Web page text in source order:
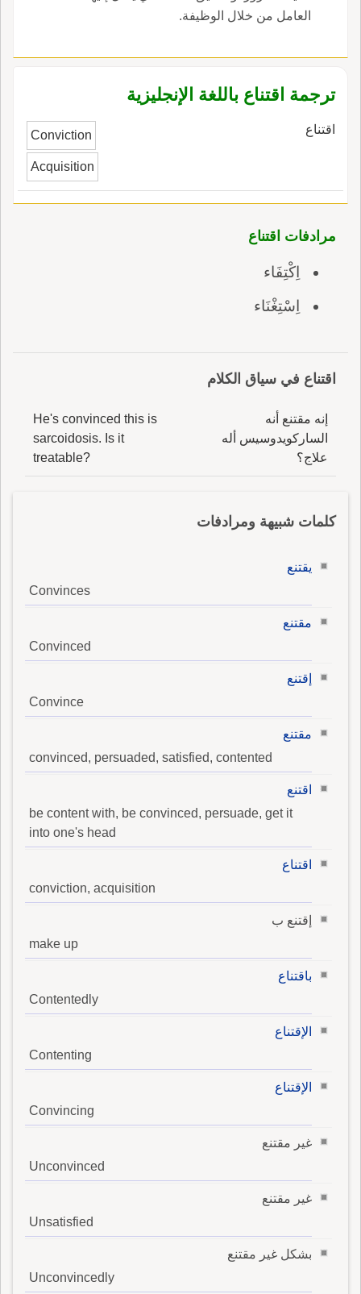
العامل من خلال الوظيفة.
ترجمة اقتناع باللغة الإنجليزية
اقتناع Conviction
Acquisition
مرادفات اقتناع
اِكْتِفَاء
اِسْتِغْنَاء
اقتناع في سياق الكلام
إنه مقتنع أنه
الساركويدوسيس أله
علاج؟
He's convinced this is
sarcoidosis. Is it
treatable?
كلمات شبيهة ومرادفات
يقتنع
Convinces
مقتنع
Convinced
إقتنع
Convince
مقتنع
convinced, persuaded, satisfied, contented
اقتنع
be content with, be convinced, persuade, get it
into one's head
اقتناع
conviction, acquisition
إقتنع ب
make up
باقتناع
Contentedly
الإقتناع
Contenting
الإقتناع
Convincing
غير مقتنع
Unconvinced
غير مقتنع
Unsatisfied
بشكل غير مقتنع
Unconvincedly